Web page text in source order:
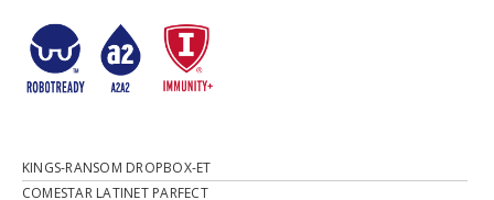
KINGS-RANSOM DROPBOX-ET
COMESTAR LATINET PARFECT